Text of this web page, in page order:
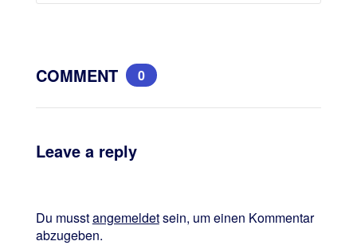
COMMENT 0
Leave a reply
Du musstangemeldetsein, um einen Kommentar
abzugeben.